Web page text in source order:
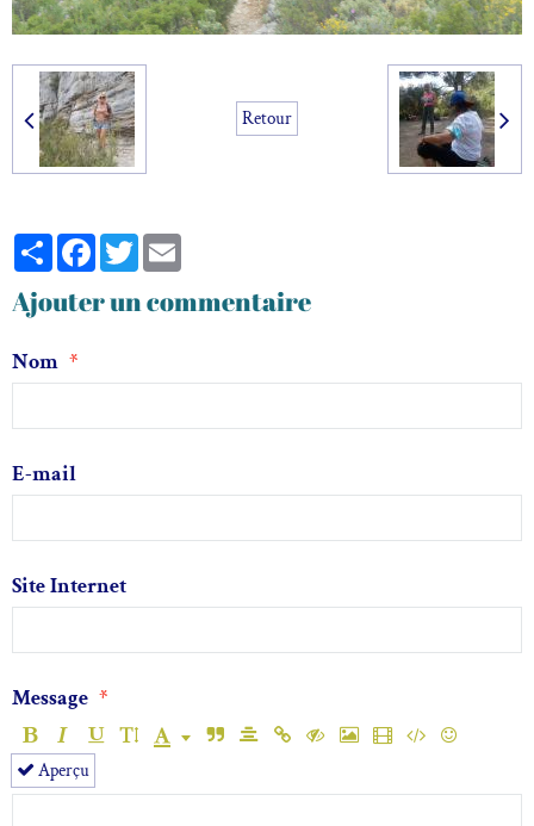
Retour
PartagerFacebook
Twitter
Ajouter un commentaire
Nom
E-mail
Site Internet
Message
Aperçu